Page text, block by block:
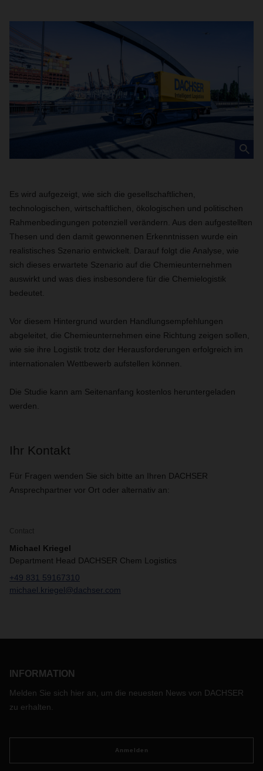
Es wird aufgezeigt, wie sich die gesellschaftlichen,
technologischen, wirtschaftlichen, ökologischen und politischen
Rahmenbedingungen potenziell verändern. Aus den aufgestellten
Thesen und den damit gewonnenen Erkenntnissen wurde ein
realistisches Szenario entwickelt. Darauf folgt die Analyse, wie
sich dieses erwartete Szenario auf die Chemieunternehmen
auswirkt und was dies insbesondere für die Chemielogistik
bedeutet.
Vor diesem Hintergrund wurden Handlungsempfehlungen
abgeleitet, die Chemieunternehmen eine Richtung zeigen sollen,
wie sie ihre Logistik trotz der Herausforderungen erfolgreich im
internationalen Wettbewerb aufstellen können.
Die Studie kann am Seitenanfang kostenlos heruntergeladen
werden.
Ihr Kontakt
Für Fragen wenden Sie sich bitte an Ihren DACHSER
Ansprechpartner vor Ort oder alternativ an:
Contact
Michael Kriegel
Department Head DACHSER Chem Logistics
+49 831 59167310
michael.kriegel@dachser.com
INFORMATION
Melden Sie sich hier an, um die neuesten News von DACHSER
zu erhalten.
Anmelden